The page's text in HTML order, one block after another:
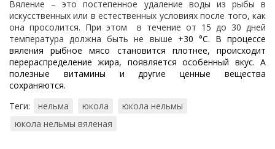
Вяление – это постепенное удаление воды из рыбы в
искусственных или в естественных условиях после того, как
она просолится. При этом в течение от 15 до 30 дней
температура должна быть не выше +30 °C. В процессе
вяления рыбное мясо становится плотнее, происходит
перераспределение жира, появляется особенный вкус. А
полезные витамины и другие ценные вещества
сохраняются.
Теги:
нельма юкола
юкола нельмы
юкола нельмы вяленая